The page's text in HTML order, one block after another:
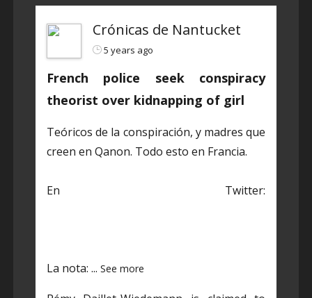
Crónicas de Nantucket
5 years ago
French police seek conspiracy
theorist over kidnapping of girl
Teóricos de la conspiración, y madres que
creen en Qanon. Todo esto en Francia.
En Twitter:
La nota: ... See more